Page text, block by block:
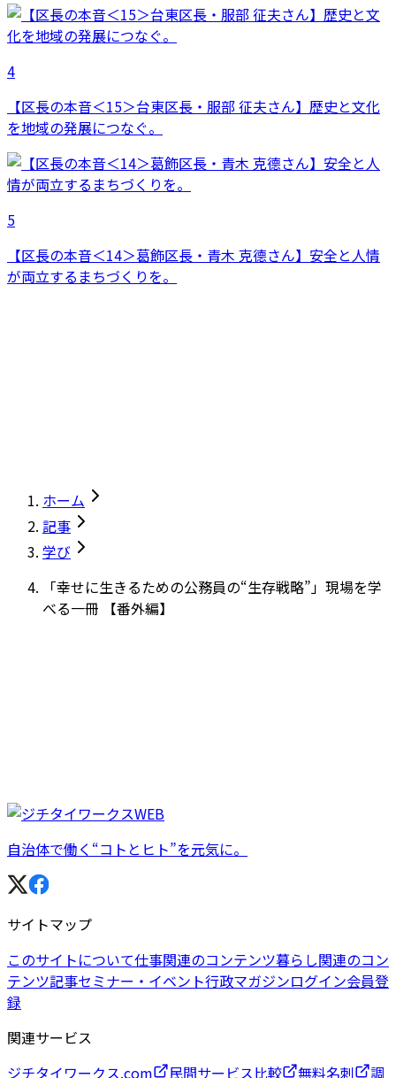
4
【区長の本音＜15＞台東区長・服部 征夫さん】歴史と文化
を地域の発展につなぐ。
5
【区長の本音＜14＞葛飾区長・青木 克德さん】安全と人情
が両立するまちづくりを。
ホーム
記事
学び
「幸せに生きるための公務員の“生存戦略”」現場を学
べる一冊 【番外編】
自治体で働く“コトとヒト”を元気に。
サイトマップ
このサイトについて仕事関連のコンテンツ暮らし関連のコン
テンツ記事セミナー・イベント行政マガジンログイン会員登
録
関連サービス
ジチタイワークス.com
民間サービス比較 無料名刺 調